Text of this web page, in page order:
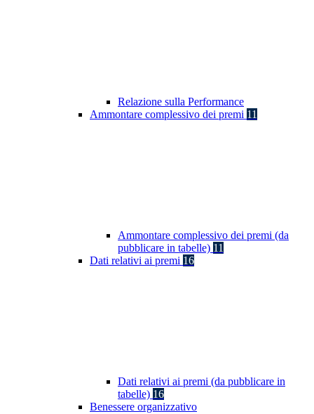
Relazione sulla Performance
Ammontare complessivo dei premi 11
Ammontare complessivo dei premi (da
pubblicare in tabelle) 11
Dati relativi ai premi 16
Dati relativi ai premi (da pubblicare in
tabelle) 16
Benessere organizzativo